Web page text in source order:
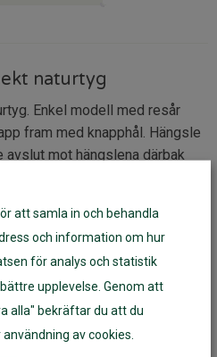
naturtyg
Enkel modell med resår
fram med knapphål. Hängsle
mot hängslena därbak
över axlarna utan att glida ner.
vackra struktur och
gäller skrynkeltålighet.
bomull. Certifierat enligt
kontrollerad och testad kvalité
garanterar att
sociala förhållanden.
att samla in och behandla
och information om hur
för analys och statistik
upplevelse. Genom att
alla" bekräftar du att du
av cookies.